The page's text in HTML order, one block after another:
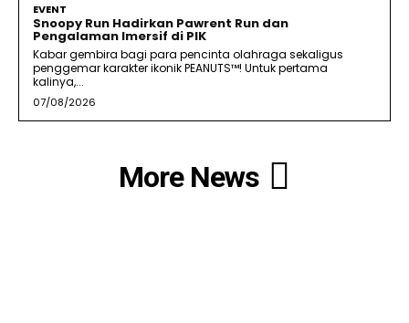
EVENT
Snoopy Run Hadirkan Pawrent Run dan
Pengalaman Imersif di PIK
Kabar gembira bagi para pencinta olahraga sekaligus
penggemar karakter ikonik PEANUTS™! Untuk pertama
kalinya,...
07/08/2026
More News